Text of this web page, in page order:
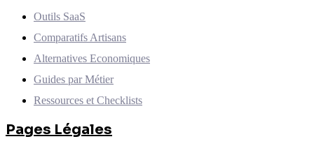
Outils SaaS
Comparatifs Artisans
Alternatives Economiques
Guides par Métier
Ressources et Checklists
Pages Légales